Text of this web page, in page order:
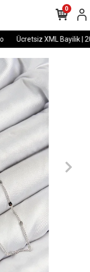
Ücretsiz XML Bayilik |
0